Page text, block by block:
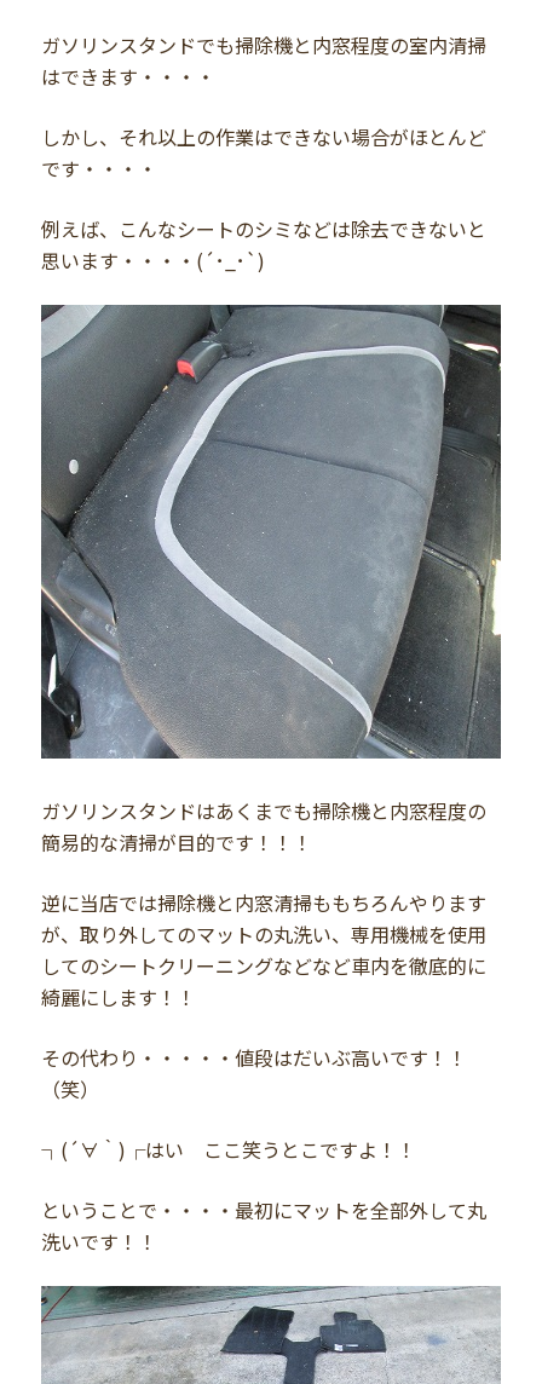
ガソリンスタンドでも掃除機と内窓程度の室内清掃
はできます・・・・
しかし、それ以上の作業はできない場合がほとんど
です・・・・
例えば、こんなシートのシミなどは除去できないと
思います・・・・(´･_･`)
ガソリンスタンドはあくまでも掃除機と内窓程度の
簡易的な清掃が目的です！！！
逆に当店では掃除機と内窓清掃ももちろんやります
が、取り外してのマットの丸洗い、専用機械を使用
してのシートクリーニングなどなど車内を徹底的に
綺麗にします！！
その代わり・・・・・値段はだいぶ高いです！！
（笑）
┐(´∀｀)┌はい ここ笑うとこですよ！！
ということで・・・・最初にマットを全部外して丸
洗いです！！